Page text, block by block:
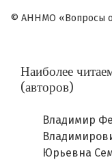
© АННМО «Вопросы
Наиболее
(авторов)
Владимир
Юрьевна